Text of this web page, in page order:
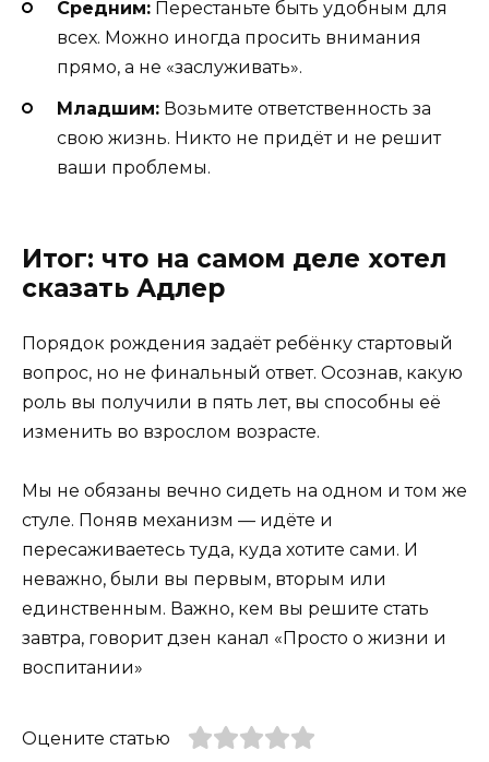
Средним: Перестаньте быть удобным для
всех. Можно иногда просить внимания
прямо, а не «заслуживать».
Младшим: Возьмите ответственность за
свою жизнь. Никто не придёт и не решит
ваши проблемы.
Итог: что на самом деле хотел
сказать Адлер
Порядок рождения задаёт ребёнку стартовый
вопрос, но не финальный ответ. Осознав, какую
роль вы получили в пять лет, вы способны её
изменить во взрослом возрасте.
Мы не обязаны вечно сидеть на одном и том же
стуле. Поняв механизм — идёте и
пересаживаетесь туда, куда хотите сами. И
неважно, были вы первым, вторым или
единственным. Важно, кем вы решите стать
завтра, говорит дзен канал «Просто о жизни и
воспитании»
Оцените статью